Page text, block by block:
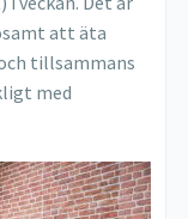
att äta
tillsammans
med